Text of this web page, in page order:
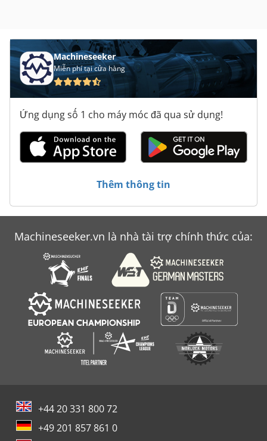
Machineseeker
Miễn phí tại cửa hàng
Ứng dụng số 1 cho máy móc đã qua sử dụng!
Thêm thông tin
Machineseeker.vn là nhà tài trợ chính thức của:
+44 20 331 800 72
+49 201 857 861 0